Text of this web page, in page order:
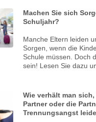
Machen Sie sich
Schuljahr?
Manche Eltern leiden
Sorgen, wenn die
Schule müssen. Doch
sein! Lesen Sie dazu
Wie verhält man
Partner oder die
Trennungsangst